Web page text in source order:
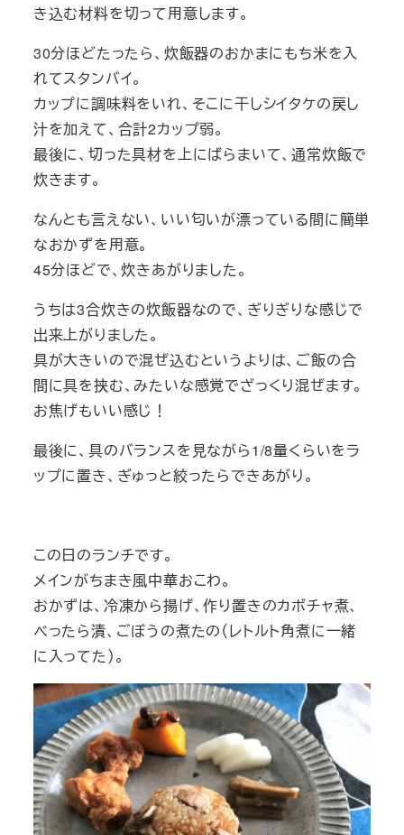
き込む材料を切って用意します。
30分ほどたったら、炊飯器のおかまにもち米を入
れてスタンバイ。
カップに調味料をいれ、そこに干しシイタケの戻し
汁を加えて、合計2カップ弱。
最後に、切った具材を上にばらまいて、通常炊飯で
炊きます。
なんとも言えない、いい匂いが漂っている間に簡単
なおかずを用意。
45分ほどで、炊きあがりました。
うちは3合炊きの炊飯器なので、ぎりぎりな感じで
出来上がりました。
具が大きいので混ぜ込むというよりは、ご飯の合
間に具を挟む、みたいな感覚でざっくり混ぜます。
お焦げもいい感じ！
最後に、具のバランスを見ながら1/8量くらいをラ
ップに置き、ぎゅっと絞ったらできあがり。
この日のランチです。
メインがちまき風中華おこわ。
おかずは、冷凍から揚げ、作り置きのカボチャ煮、
べったら漬、ごぼうの煮たの（レトルト角煮に一緒
に入ってた）。